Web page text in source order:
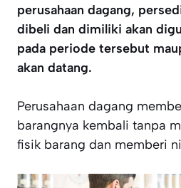
perusahaan dagang,
dibeli dan dimiliki akan
pada periode tersebut
akan datang.
Perusahaan dagang
barangnya kembali tanpa
fisik barang dan memberi